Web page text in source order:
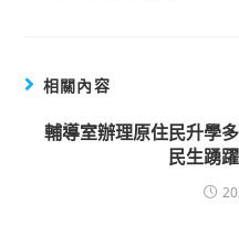
相關內容
輔導室辦理原住民升學
民生踴